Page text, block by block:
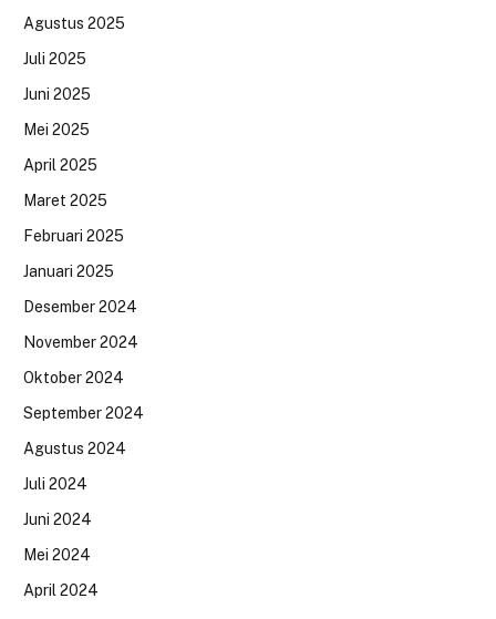
Agustus 2025
Juli 2025
Juni 2025
Mei 2025
April 2025
Maret 2025
Februari 2025
Januari 2025
Desember 2024
November 2024
Oktober 2024
September 2024
Agustus 2024
Juli 2024
Juni 2024
Mei 2024
April 2024